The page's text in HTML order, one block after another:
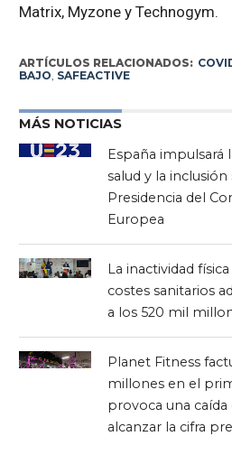
Matrix, Myzone y Technogym.
ARTÍCULOS RELACIONADOS:
BAJO SAFEACTIVE
MÁS NOTICIAS
España impulsará
salud y la
Presidencia del
Europea
La inactividad
costes sanitarios
a los 520 mil
Planet Fitness
millones en el
provoca una caída
alcanzar la cifra